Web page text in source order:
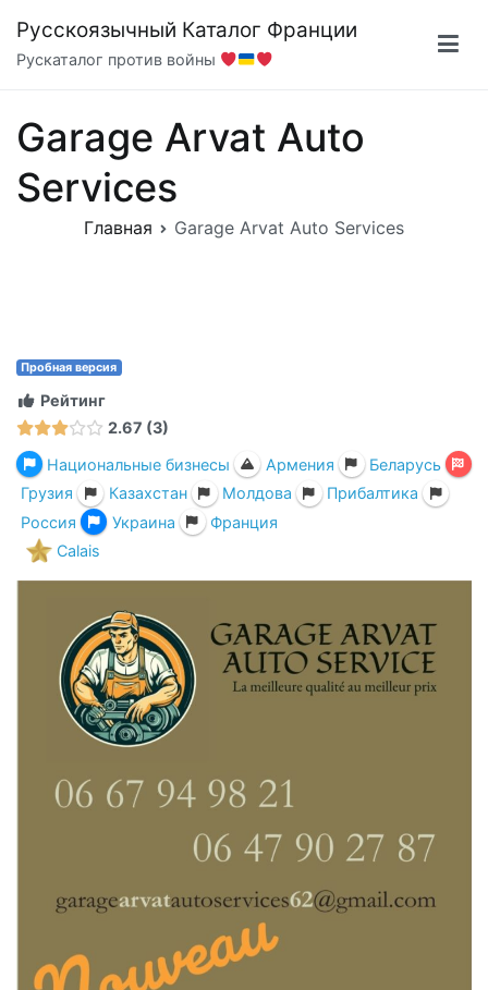
содержимому
Русскоязычный Каталог Франции
Рускаталог против войны
Garage Arvat Auto
Services
Главная Garage Arvat Auto Services
Пробная версия
Рейтинг
2.67 3
Национальные бизнесы
Армения
Беларусь
Грузия
Казахстан Молдова
Прибалтика
Россия
Украина
Франция
Calais